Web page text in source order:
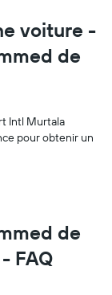
voiture -
de
Intl Murtala
pour obtenir un
de
FAQ